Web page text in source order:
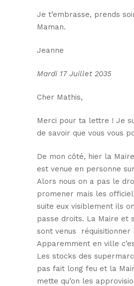
Je t’embrasse, prends
Maman.
Jeanne
Mardi 17 Juillet 2035
Cher Mathis,
Merci pour ta lettre ! Je
de savoir que vous vous
De mon côté, hier la
est venue en personne
Alors nous on a pas le
promener mais les
suite eux visiblement ils
passe droits. La Maire et
sont venus réquisitionner
Apparemment en ville
Les stocks des
pas fait long feu et la
mette qu’on les